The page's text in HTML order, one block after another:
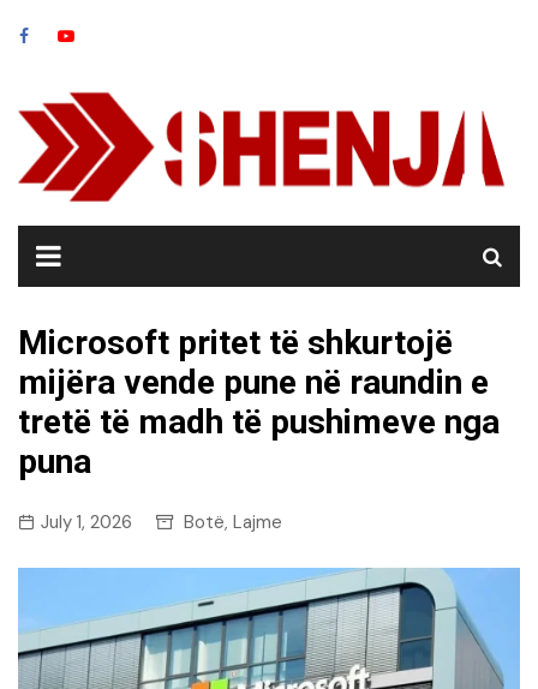
Microsoft pritet të shkurtojë
mijëra vende pune në raundin e
tretë të madh të pushimeve nga
puna
July 1, 2026 Botë, Lajme